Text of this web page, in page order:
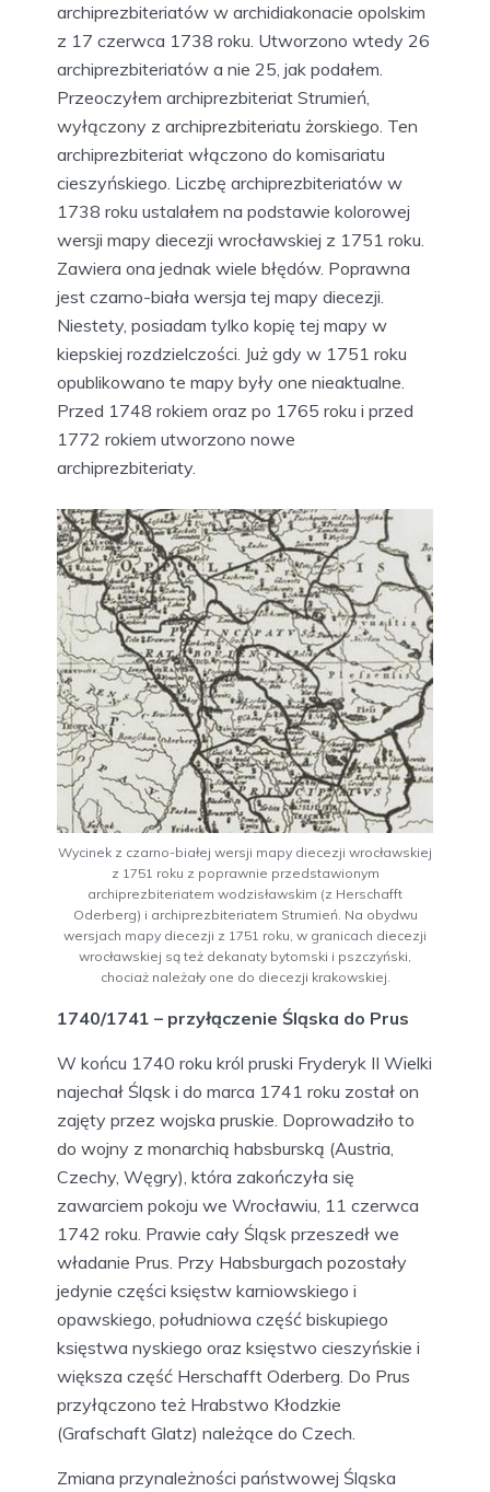
archiprezbiteriatów w archidiakonacie opolskim
z 17 czerwca 1738 roku. Utworzono wtedy 26
archiprezbiteriatów a nie 25, jak podałem.
Przeoczyłem archiprezbiteriat Strumień,
wyłączony z archiprezbiteriatu żorskiego. Ten
archiprezbiteriat włączono do komisariatu
cieszyńskiego. Liczbę archiprezbiteriatów w
1738 roku ustalałem na podstawie kolorowej
wersji mapy diecezji wrocławskiej z 1751 roku.
Zawiera ona jednak wiele błędów. Poprawna
jest czarno-biała wersja tej mapy diecezji.
Niestety, posiadam tylko kopię tej mapy w
kiepskiej rozdzielczości. Już gdy w 1751 roku
opublikowano te mapy były one nieaktualne.
Przed 1748 rokiem oraz po 1765 roku i przed
1772 rokiem utworzono nowe
archiprezbiteriaty.
Wycinek z czarno-białej wersji mapy diecezji wrocławskiej
z 1751 roku z poprawnie przedstawionym
archiprezbiteriatem wodzisławskim (z Herschafft
Oderberg) i archiprezbiteriatem Strumień. Na obydwu
wersjach mapy diecezji z 1751 roku, w granicach diecezji
wrocławskiej są też dekanaty bytomski i pszczyński,
chociaż należały one do diecezji krakowskiej.
1740/1741 – przyłączenie Śląska do Prus
W końcu 1740 roku król pruski Fryderyk II Wielki
najechał Śląsk i do marca 1741 roku został on
zajęty przez wojska pruskie. Doprowadziło to
do wojny z monarchią habsburską (Austria,
Czechy, Węgry), która zakończyła się
zawarciem pokoju we Wrocławiu, 11 czerwca
1742 roku. Prawie cały Śląsk przeszedł we
władanie Prus. Przy Habsburgach pozostały
jedynie części księstw karniowskiego i
opawskiego, południowa część biskupiego
księstwa nyskiego oraz księstwo cieszyńskie i
większa część Herschafft Oderberg. Do Prus
przyłączono też Hrabstwo Kłodzkie
(Grafschaft Glatz) należące do Czech.
Zmiana przynależności państwowej Śląska